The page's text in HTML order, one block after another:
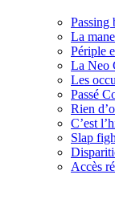
Passing
La
Périple
La Neo
Les
Passé
Rien
C’est
Slap
Accès